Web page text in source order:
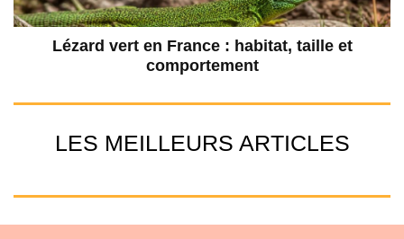
Lézard vert en France : habitat, taille et
comportement
LES MEILLEURS ARTICLES